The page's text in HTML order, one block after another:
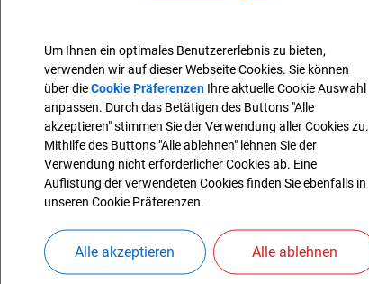
Um Ihnen ein optimales Benutzererlebnis zu bieten,
verwenden wir auf dieser Webseite Cookies. Sie können
über dieCookie PräferenzenIhre aktuelle Cookie Auswahl
anpassen. Durch das Betätigen des Buttons "Alle
akzeptieren" stimmen Sie der Verwendung aller Cookies zu.
Mithilfe des Buttons "Alle ablehnen" lehnen Sie der
Verwendung nicht erforderlicher Cookies ab. Eine
Auflistung der verwendeten Cookies finden Sie ebenfalls in
unseren Cookie Präferenzen.
Alle akzeptieren Alle ablehnen